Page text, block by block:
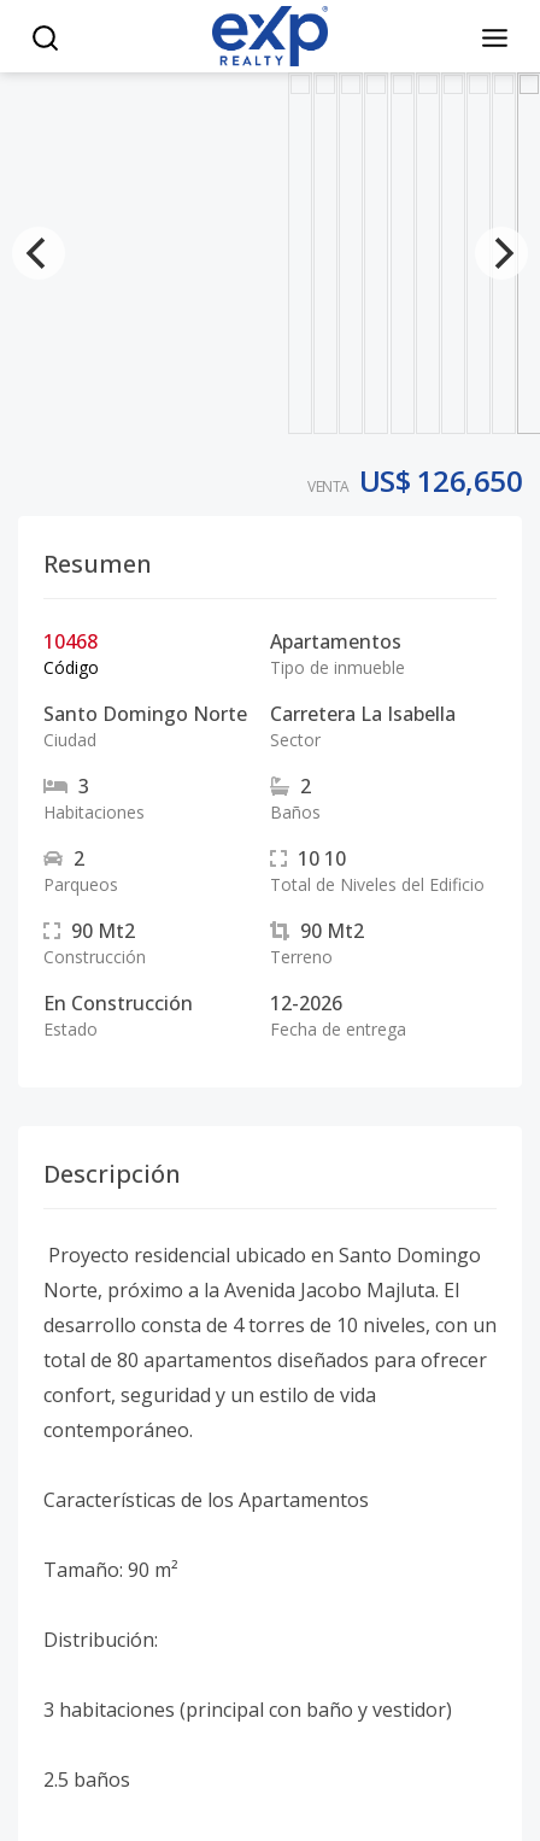
VENTA US$ 126,650
Resumen
10468
Código
Apartamentos
Tipo de inmueble
Santo Domingo Norte
Ciudad
Carretera La Isabella
Sector
3
Habitaciones
2
Baños
2
Parqueos
10 10
Total de Niveles del Edificio
90 Mt2
Construcción
90 Mt2
Terreno
En Construcción
Estado
12-2026
Fecha de entrega
Descripción
Proyecto residencial ubicado en Santo Domingo
Norte, próximo a la Avenida Jacobo Majluta. El
desarrollo consta de 4 torres de 10 niveles, con un
total de 80 apartamentos diseñados para ofrecer
confort, seguridad y un estilo de vida
contemporáneo.
Características de los Apartamentos
Tamaño: 90 m²
Distribución:
3 habitaciones (principal con baño y vestidor)
2.5 baños
APARTAMENTOS VENTA EN SANTO DOMINGO NORTE (